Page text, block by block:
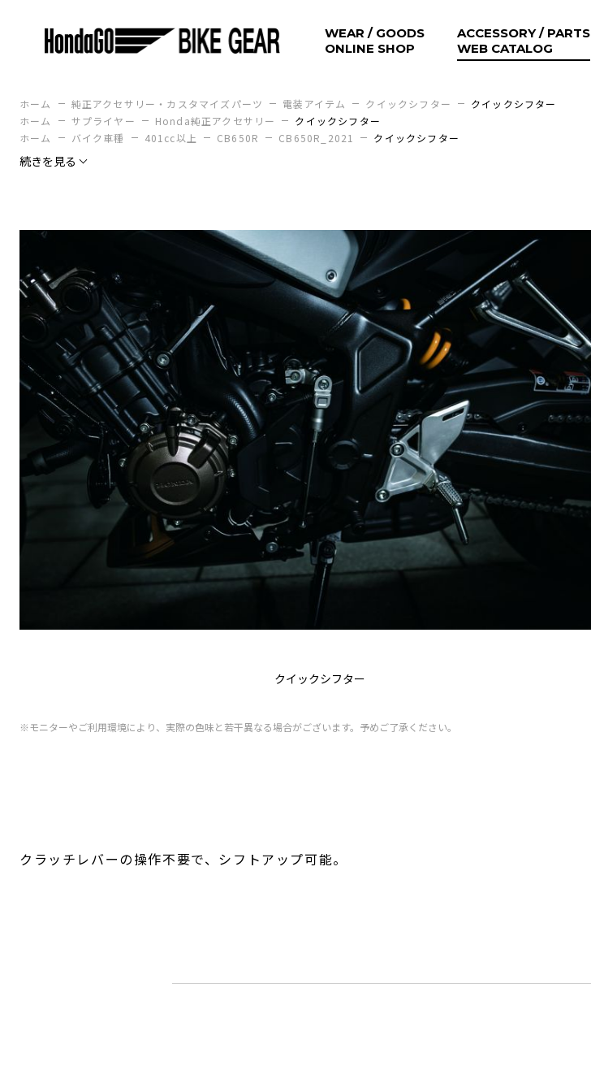
WEAR / GOODS
ONLINE SHOP
ACCESSORY / PARTS
WEB CATALOG
ホーム 純正アクセサリー・カスタマイズパーツ 電装アイテム クイックシフター
クイックシフター
ホーム
サプライヤー Honda純正アクセサリー
クイックシフター
ホーム
バイク車種 401cc以上 CB650R CB650R_2021 クイックシフター
続きを見る
クイックシフター
※モニターやご利用環境により、実際の色味と若干異なる場合がございます。予めご了承ください。
クラッチレバーの操作不要で、シフトアップ可能。